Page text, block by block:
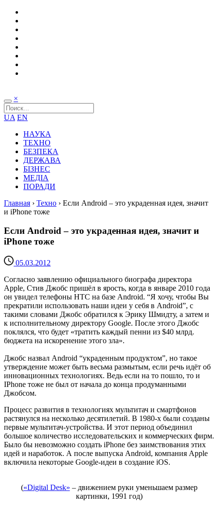
×
UA EN
НАУКА
ТЕХНО
БЕЗПЕКА
ДЕРЖАВА
БІЗНЕС
МЕДІА
ПОРАДИ
Главная › Техно › Если Android – это украденная идея, значит
и iPhone тоже
Если Android – это украденная идея, значит и
iPhone тоже
05.03.2012
Согласно заявлению официального биографа директора
Apple, Стив Джобс пришёл в ярость, когда в январе 2010 года
он увидел телефоны HTC на базе Android. “Я хочу, чтобы Вы
прекратили использовать наши идеи у себя в Android”, с
такими словами Джобс обратился к Эрику Шмидту, а затем и
к исполнительному директору Google. После этого Джобс
поклялся, что будет «тратить каждый пенни из $40 млрд.
бюджета на искоренение этого зла».
Джобс назвал Android “украденным продуктом”, но такое
утверждение может быть весьма размытым, если речь идёт об
инновационных технологиях. Ведь если на то пошло, то и
IPhone тоже не был от начала до конца продуманными
Джобсом.
Процесс развития в технологиях мультитач и смартфонов
растянулся на несколько десятилетий. В 1980-х были созданы
первые мультитач-устройства. И этот период объединил
большое количество исследовательских и коммерческих фирм.
Было бы невозможно создать iPhone без заимствования этих
идей и наработок. А после выпуска Android, компания Apple
включила некоторые Google-идеи в создание iOS.
(«Digital Desk» – движением руки уменьшаем размер
картинки, 1991 год)